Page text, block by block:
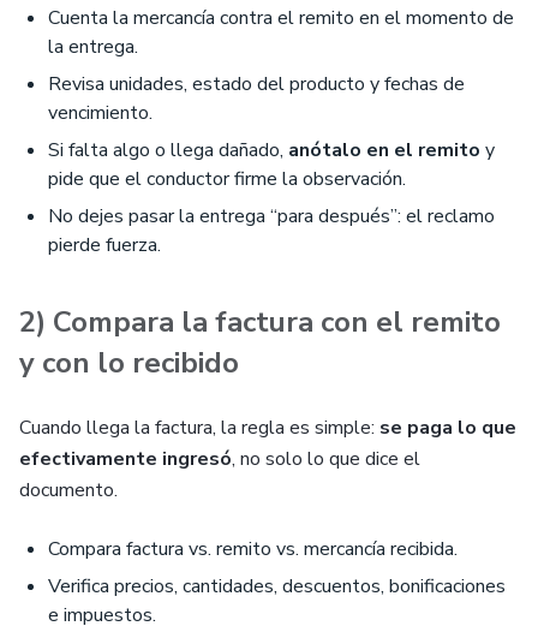
Cuenta la mercancía contra el remito en el momento de
la entrega.
Revisa unidades, estado del producto y fechas de
vencimiento.
Si falta algo o llega dañado, anótalo en el remito y
pide que el conductor firme la observación.
No dejes pasar la entrega “para después”: el reclamo
pierde fuerza.
2) Compara la factura con el remito
y con lo recibido
Cuando llega la factura, la regla es simple: se paga lo que
efectivamente ingresó, no solo lo que dice el
documento.
Compara factura vs. remito vs. mercancía recibida.
Verifica precios, cantidades, descuentos, bonificaciones
e impuestos.